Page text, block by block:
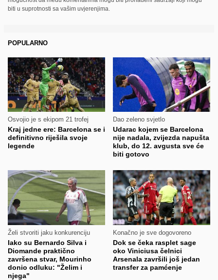
biti u suprotnosti sa vašim uvjerenjima.
POPULARNO
Osvojio je s ekipom 21 trofej
Kraj jedne ere: Barcelona se i
definitivno riješila svoje
legende
Dao zeleno svjetlo
Udarac kojem se Barcelona
nije nadala, zvijezda napušta
klub, do 12. avgusta sve će
biti gotovo
Želi stvoriti jaku konkurenciju
Iako su Bernardo Silva i
Diomande praktično
završena stvar, Mourinho
donio odluku: "Želim i
njega"
Konačno je sve dogovoreno
Dok se čeka rasplet sage
oko Viniciusa čelnici
Arsenala završili još jedan
transfer za pamćenje